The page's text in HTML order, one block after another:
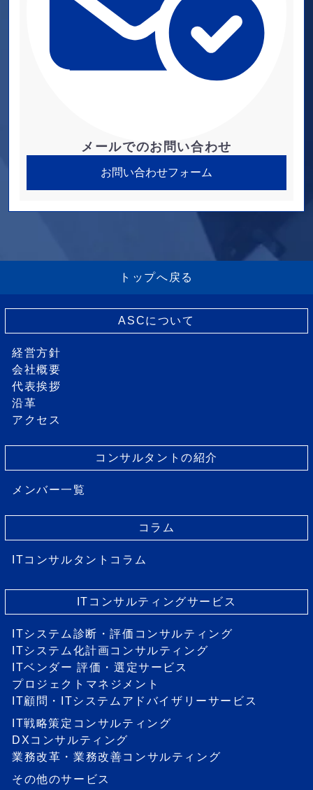
メールでのお問い合わせ
お問い合わせフォーム
トップへ戻る
ASCについて
経営方針
会社概要
代表挨拶
沿革
アクセス
コンサルタントの紹介
メンバー一覧
コラム
ITコンサルタントコラム
ITコンサルティングサービス
ITシステム診断・評価コンサルティング
ITシステム化計画コンサルティング
ITベンダー 評価・選定サービス
プロジェクトマネジメント
IT顧問・ITシステムアドバイザリーサービス
IT戦略策定コンサルティング
DXコンサルティング
業務改革・業務改善コンサルティング
その他のサービス